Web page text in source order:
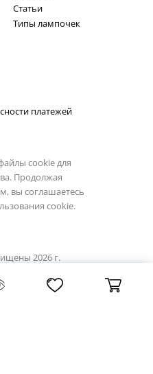
Статьи
Типы лампочек
платежей
cookie для
Продолжая
вы соглашаетесь
cookie.
2026 г.